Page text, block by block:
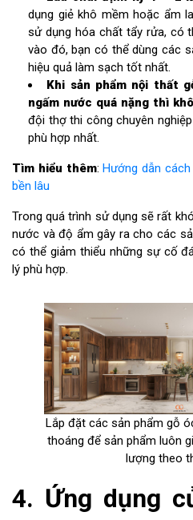
dụng giẻ khô mềm hoặc ẩm
sử dụng hóa chất tẩy rửa, có
vào đó, bạn có thể dùng các
hiệu quả làm sạch tốt nhất.
Khi sản phẩm nội thất
ngấm nước quá nặng thì
đội thợ thi công chuyên
phù hợp nhất.
Tìm hiểu thêm:Hướng dẫn
bền lâu
Trong quá trình sử dụng sẽ rất
nước và độ ẩm gây ra cho các
có thể giảm thiểu những sự cố
lý phù hợp.
Lắp đặt các sản phẩm gỗ
thoáng để sản phẩm luôn
lượng theo
4. Ứng dụng